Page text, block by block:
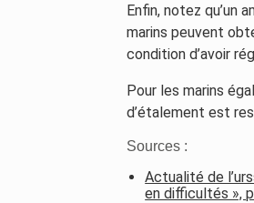
Enfin, notez qu’un
marins peuvent
condition d’avoir
Pour les marins
d’étalement est
Sources :
Actualité de
en difficultés »,